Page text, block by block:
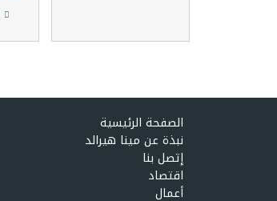
الصفحة الرئيسية
نبذة عن مينا هيرالد
إتصل بنا
اقتصاد
أعمال